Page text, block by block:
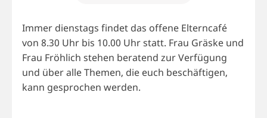
Immer dienstags findet das offene Elterncafé
von 8.30 Uhr bis 10.00 Uhr statt. Frau Gräske und
Frau Fröhlich stehen beratend zur Verfügung
und über alle Themen, die euch beschäftigen,
kann gesprochen werden.